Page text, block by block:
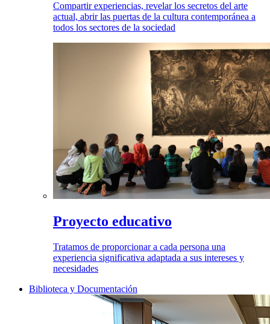
Compartir experiencias, revelar los secretos del arte
actual, abrir las puertas de la cultura contemporánea a
todos los sectores de la sociedad
Proyecto educativo
Tratamos de proporcionar a cada persona una
experiencia significativa adaptada a sus intereses y
necesidades
Biblioteca y Documentación